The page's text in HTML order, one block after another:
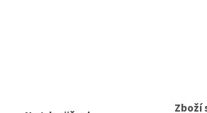
Zboží